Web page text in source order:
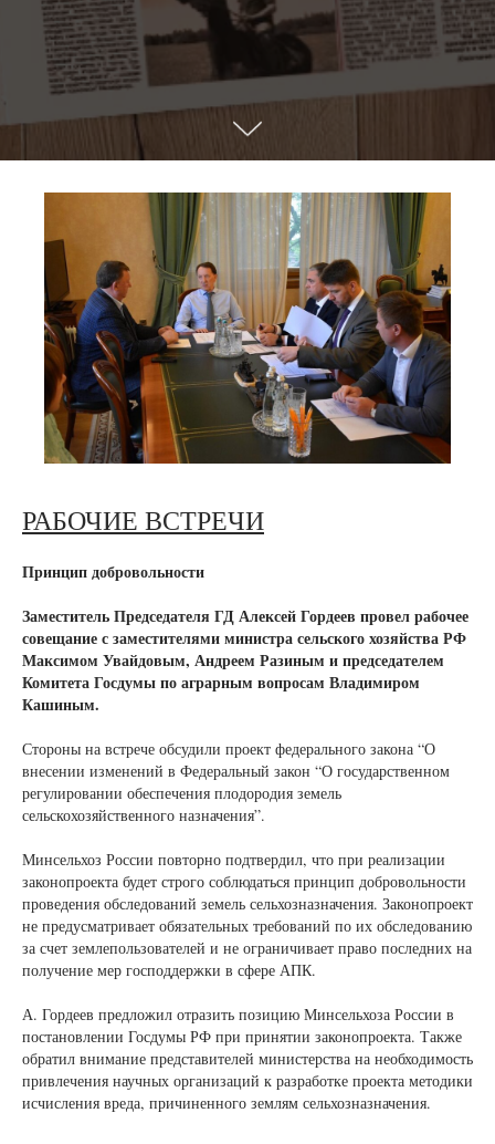
РАБОЧИЕ ВСТРЕЧИ
Принцип добровольности
Заместитель Председателя ГД Алексей Гордеев провел рабочее
совещание с заместителями министра сельского хозяйства РФ
Максимом Увайдовым, Андреем Разиным и председателем
Комитета Госдумы по аграрным вопросам Владимиром
Кашиным.
Стороны на встрече обсудили проект федерального закона “О
внесении изменений в Федеральный закон “О государственном
регулировании обеспечения плодородия земель
сельскохозяйственного назначения”.
Минсельхоз России повторно подтвердил, что при реализации
законопроекта будет строго соблюдаться принцип добровольности
проведения обследований земель сельхозназначения. Законопроект
не предусматривает обязательных требований по их обследованию
за счет землепользователей и не ограничивает право последних на
получение мер господдержки в сфере АПК.
А. Гордеев предложил отразить позицию Минсельхоза России в
постановлении Госдумы РФ при принятии законопроекта. Также
обратил внимание представителей министерства на необходимость
привлечения научных организаций к разработке проекта методики
исчисления вреда, причиненного землям сельхозназначения.